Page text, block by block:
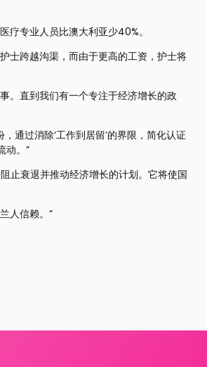
疗专业人员比澳大利亚少40%。
士跨越沟渠，而由于更高的工资，护士将
。直到我们有一个专注于经济增长的政
通过消除‘工作到居留’的界限，简化认证
动。”
止衰退并推动经济增长的计划。它将使国
人信赖。”